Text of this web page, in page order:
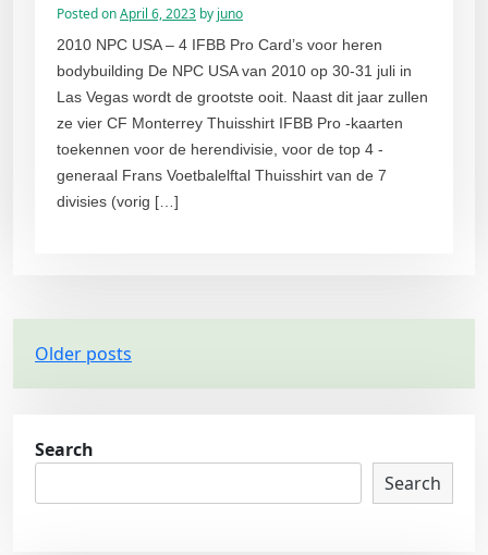
Posted onApril 6, 2023 by juno
2010 NPC USA – 4 IFBB Pro Card’s voor heren
bodybuilding De NPC USA van 2010 op 30-31 juli in
Las Vegas wordt de grootste ooit. Naast dit jaar zullen
ze vier CF Monterrey Thuisshirt IFBB Pro -kaarten
toekennen voor de herendivisie, voor de top 4 -
generaal Frans Voetbalelftal Thuisshirt van de 7
divisies (vorig […]
P
o
t
Older posts
Search
Search